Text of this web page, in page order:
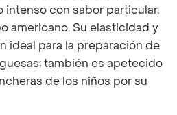
intenso con sabor particular,
americano. Su elasticidad y
ideal para la preparación de
también es apetecido
de los niños por su